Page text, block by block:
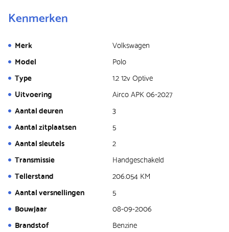
Kenmerken
Merk
Volkswagen
Model
Polo
Type
1.2 12v Optive
Uitvoering
Airco APK 06-2027
Aantal deuren
3
Aantal zitplaatsen
5
Aantal sleutels
2
Transmissie
Handgeschakeld
Tellerstand
206.054 KM
Aantal versnellingen
5
Bouwjaar
08-09-2006
Brandstof
Benzine